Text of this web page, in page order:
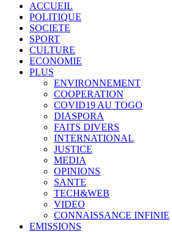
ACCUEIL
POLITIQUE
SOCIETE
SPORT
CULTURE
ECONOMIE
PLUS
ENVIRONNEMENT
COOPERATION
COVID19 AU TOGO
DIASPORA
FAITS DIVERS
INTERNATIONAL
JUSTICE
MEDIA
OPINIONS
SANTE
TECH&WEB
VIDEO
CONNAISSANCE INFINIE
EMISSIONS